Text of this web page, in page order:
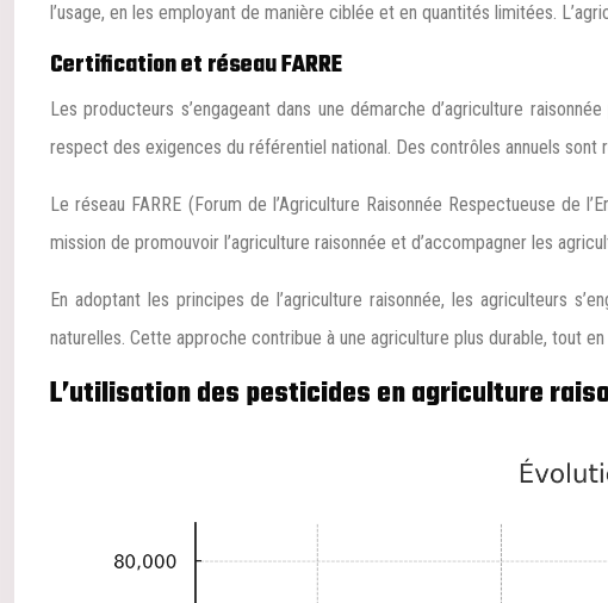
l’usage, en les employant de manière ciblée et en quantités limitées.
Certification et réseau FARRE
Les producteurs s’engageant dans une démarche d’agriculture
respect des exigences du référentiel national. Des contrôles annuels sont
Le réseau FARRE (Forum de l’Agriculture Raisonnée Respectueuse
mission de promouvoir l’agriculture raisonnée et d’accompagner les
En adoptant les principes de l’agriculture raisonnée, les agriculteurs
naturelles. Cette approche contribue à une agriculture plus durable, tout
L’utilisation des pesticides en agriculture